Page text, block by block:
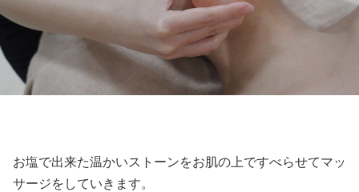
お塩で出来た温かいストーンをお肌の上ですべらせてマッ
サージをしていきます。